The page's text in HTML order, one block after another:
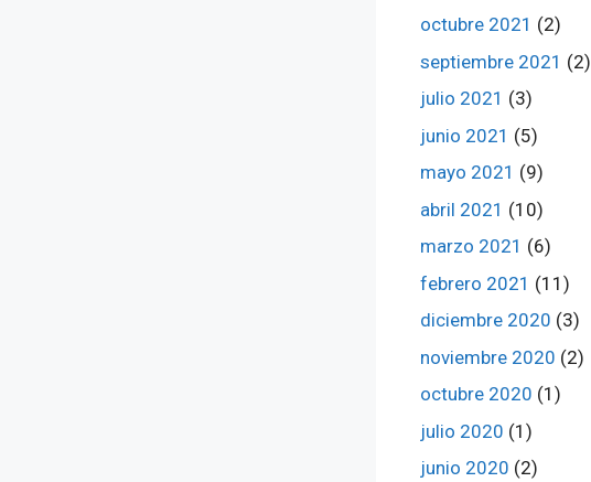
octubre 2021 (2)
septiembre 2021 (2)
julio 2021 (3)
junio 2021 (5)
mayo 2021 (9)
abril 2021 (10)
marzo 2021 (6)
febrero 2021 (11)
diciembre 2020 (3)
noviembre 2020 (2)
octubre 2020 (1)
julio 2020 (1)
junio 2020 (2)